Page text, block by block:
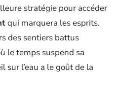
stratégie pour accéder
qui marquera les esprits.
des sentiers battus
le temps suspend sa
sur l’eau a le goût de la